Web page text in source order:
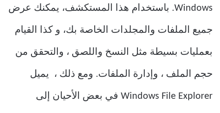
Windows. باستخدام هذا المستكشف، يمكنك عرض
جميع الملفات والمجلدات الخاصة بك، و كذا القيام
بعمليات بسيطة مثل النسخ واللصق ، والتحقق من
حجم الملف ، وإدارة الملفات. ومع ذلك ، يميل
Windows File Explorer في بعض الأحيان إلى